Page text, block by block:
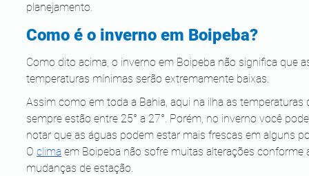
planejamento.
Como é o inverno em Boipeba?
Como dito acima, o inverno em Boipeba não significa que
temperaturas mínimas serão extremamente baixas.
Assim como em toda a Bahia, aqui na ilha as temperaturas
sempre estão entre 25° a 27°. Porém, no inverno você
notar que as águas podem estar mais frescas em alguns
O clima em Boipeba não sofre muitas alterações conforme
mudanças de estação.